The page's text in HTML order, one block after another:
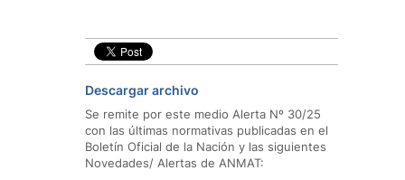
Descargar archivo
Se remite por este medio Alerta Nº 30/25
con las últimas normativas publicadas en el
Boletín Oficial de la Nación y las siguientes
Novedades/ Alertas de ANMAT: